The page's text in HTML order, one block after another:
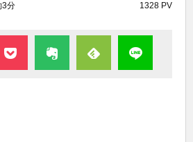
1328 PV
3分